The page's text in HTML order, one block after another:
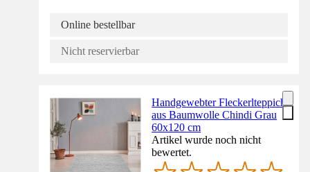
Online bestellbar
Nicht reservierbar
Handgewebter Fleckerlteppich
aus Baumwolle Chindi Grau
60x120 cm
Artikel wurde noch nicht
bewertet.